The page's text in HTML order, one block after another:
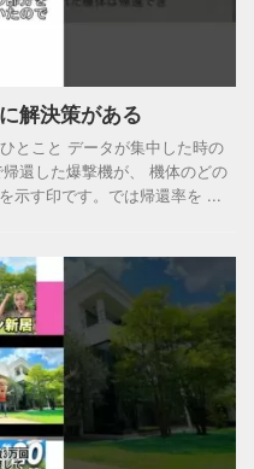
解決策がある
とこと データが集中した時の
還した爆撃機が、 機体のどの
示す印です。では帰還率を ...